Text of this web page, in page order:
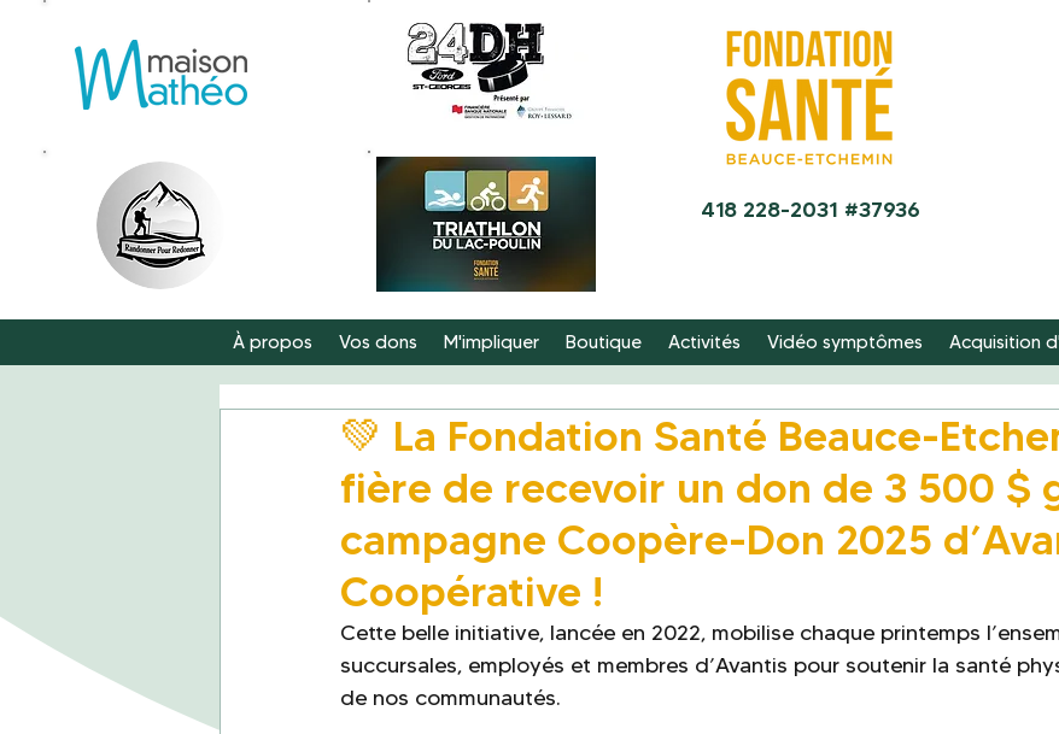
418 228-2031 #37936
À propos Vos dons M'impliquer Boutique Activités Vidéo symptômes Acquisition
💚 La Fondation Santé Beauce-
fière de recevoir un don de 3 500 $
campagne Coopère-Don 2025
Coopérative !
Cette belle initiative, lancée en 2022, mobilise chaque printemps
succursales, employés et membres d’Avantis pour soutenir la santé
de nos communautés.